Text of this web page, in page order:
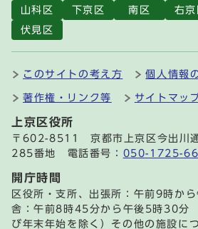
山科区
下京区 南区 右京
伏見区
このサイトの考え方 個人情報
著作権・リンク等 サイトマッ
上京区役所
〒602-8511 京都市上京区今出川
285番地 電話番号： 050-1725-
開庁時間
区役所・支所、出張所：午前9時か
舎：午前8時45分から午後5時30分
び年末年始を除く）その他の施設に